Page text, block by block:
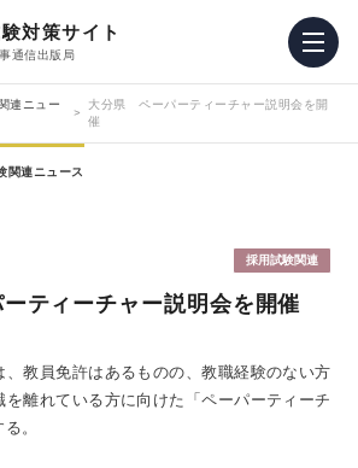
対策サイト
通信出版局
連ニュー
大分県 ペーパーティーチャー説明会を開
催
関連ニュース
採用試験関連
ティーチャー説明会を開催
、教員免許はあるものの、教職経験のない方
離れている方に向けた「ペーパーティーチ
。